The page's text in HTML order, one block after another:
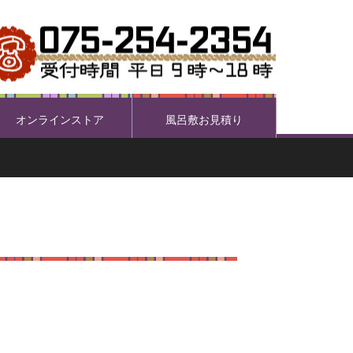
オンラインストア 風呂敷お見積り